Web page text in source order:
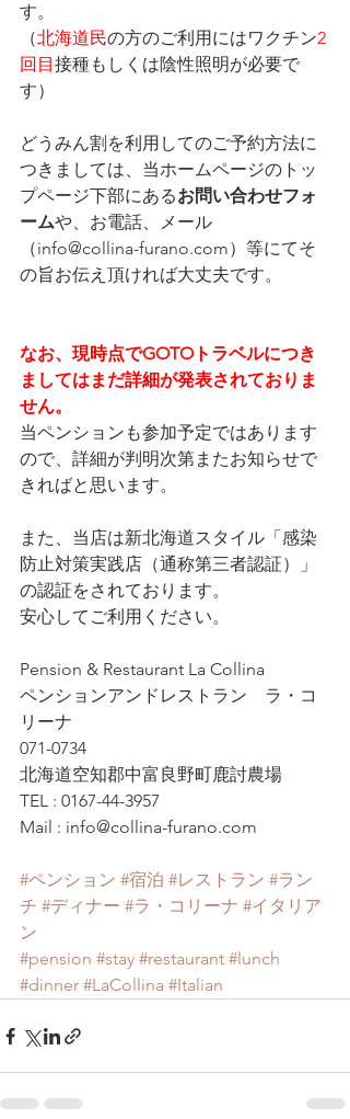
す。
（北海道民の方のご利用にはワクチン2
回目接種もしくは陰性照明が必要で
す）
どうみん割を利用してのご予約方法に
つきましては、当ホームページのトッ
プページ下部にあるお問い合わせフォ
ームや、お電話、メール
（info@collina-furano.com）等にてそ
の旨お伝え頂ければ大丈夫です。
なお、現時点でGOTOトラベルにつき
ましてはまだ詳細が発表されておりま
せん。
当ペンションも参加予定ではあります
ので、詳細が判明次第またお知らせで
きればと思います。
また、当店は新北海道スタイル「感染
防止対策実践店（通称第三者認証）」
の認証をされております。
安心してご利用ください。
Pension & Restaurant La Collina
ペンションアンドレストラン　ラ・コ
リーナ
071-0734
北海道空知郡中富良野町鹿討農場
TEL : 0167-44-3957
Mail : info@collina-furano.com
#ペンション #宿泊 #レストラン #ラン
チ #ディナー #ラ・コリーナ #イタリア
ン
#pension #stay #restaurant #lunch
#dinner #LaCollina #Italian